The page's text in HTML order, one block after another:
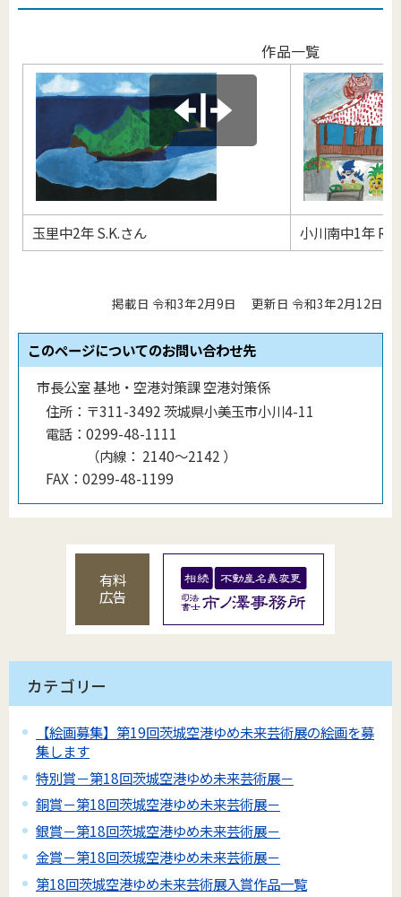
作品一覧
玉里中2年 S.K.さん 小川南中1年
掲載日 令和3年2月9日 更新日 令和3年2月12日
このページについてのお問い合わせ先
市長公室 基地・空港対策課 空港対策係
住所： 〒311-3492 茨城県小美玉市小川4-11
電話： 0299-48-1111
（内線 ： 2140〜2142 ）
FAX： 0299-48-1199
有料
広告
カテゴリー
【絵画募集】第19回茨城空港ゆめ未来芸術展の絵画を募
集します
特別賞－第18回茨城空港ゆめ未来芸術展－
銅賞－第18回茨城空港ゆめ未来芸術展－
銀賞－第18回茨城空港ゆめ未来芸術展－
金賞－第18回茨城空港ゆめ未来芸術展－
第18回茨城空港ゆめ未来芸術展入賞作品一覧